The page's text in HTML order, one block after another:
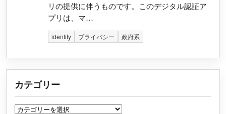
リの提供に伴うものです。このデジタル認証ア
プリは、マ…
identity プライバシー 政府系
カテゴリー
カテゴリー